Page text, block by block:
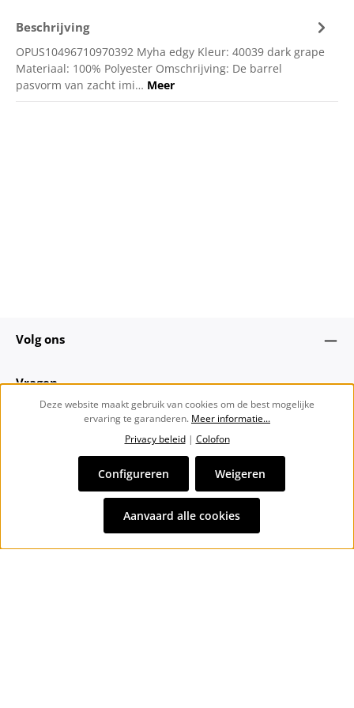
Beschrijving
OPUS10496710970392 Myha edgy Kleur: 40039 dark grape
Materiaal: 100% Polyester Omschrijving: De barrel
pasvorm van zacht imi… Meer
Volg ons
Vragen
Alle prijzen incl. btw plusverzendkosten
bezorgkosten, indien niet anders vermeld.
Deze website maakt gebruik van cookies om de best mogelijke
ervaring te garanderen. Meer informatie...
Privacy beleid| Colofon
Weigeren
Configureren
Aanvaard alle cookies